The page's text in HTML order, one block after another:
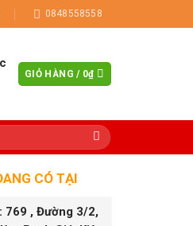
0848558558
GIỎ HÀNG / 0₫
CÓ TẠI
769 , Đường 3/2,